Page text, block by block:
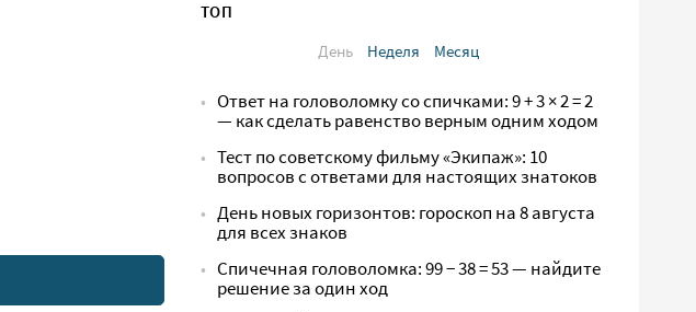
ТОП
День
Неделя Месяц
Ответ на головоломку со спичками: 9 + 3 × 2 = 2
— как сделать равенство верным одним ходом
Тест по советскому фильму «Экипаж»: 10
вопросов с ответами для настоящих знатоков
День новых горизонтов: гороскоп на 8 августа
для всех знаков
Спичечная головоломка: 99 − 38 = 53 — найдите
решение за один ход